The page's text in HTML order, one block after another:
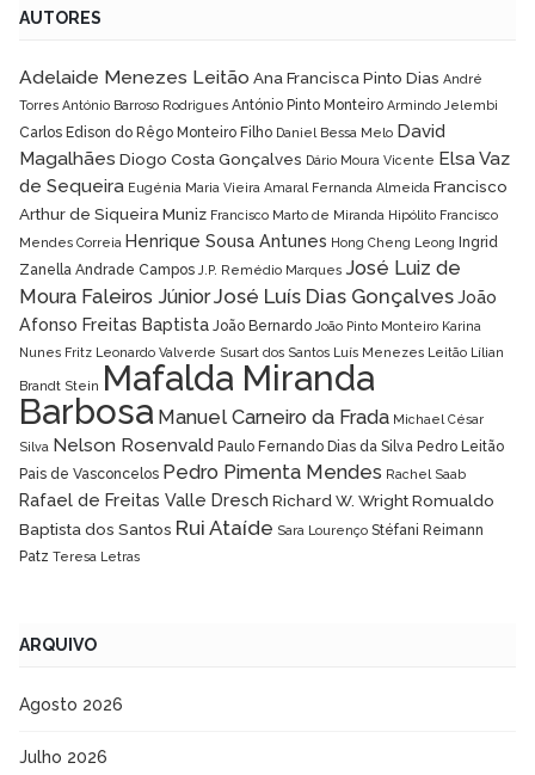
AUTORES
Adelaide Menezes Leitão Ana Francisca Pinto Dias André
Torres António Barroso Rodrigues António Pinto Monteiro Armindo Jelembi
Carlos Edison do Rêgo Monteiro Filho Daniel Bessa Melo David
Magalhães Diogo Costa Gonçalves Dário Moura Vicente Elsa Vaz
de Sequeira Eugénia Maria Vieira Amaral Fernanda Almeida Francisco
Arthur de Siqueira Muniz Francisco Marto de Miranda Hipólito Francisco
Mendes Correia Henrique Sousa Antunes Hong Cheng Leong Ingrid
Zanella Andrade Campos J.P. Remédio Marques José Luiz de
Moura Faleiros JúniorJosé Luís Dias GonçalvesJoão
Afonso Freitas Baptista João Bernardo João Pinto Monteiro Karina
Nunes Fritz Leonardo Valverde Susart dos Santos Luís Menezes Leitão Lílian
Brandt Stein Mafalda Miranda
Barbosa Manuel Carneiro da Frada Michael César
Silva Nelson Rosenvald Paulo Fernando Dias da Silva Pedro Leitão
Pais de Vasconcelos Pedro Pimenta Mendes Rachel Saab
Rafael de Freitas Valle Dresch Richard W. WrightRomualdo
Baptista dos Santos Rui Ataíde Sara Lourenço Stéfani Reimann
Patz Teresa Letras
ARQUIVO
Agosto 2026
Julho 2026